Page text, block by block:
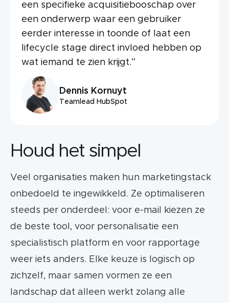
een specifieke acquisitiebooschap over
een onderwerp waar een gebruiker
eerder interesse in toonde of laat een
lifecycle stage direct invloed hebben op
wat iemand te zien krijgt.”
Dennis Kornuyt
Teamlead HubSpot
Houd het simpel
Veel organisaties maken hun marketingstack
onbedoeld te ingewikkeld. Ze optimaliseren
steeds per onderdeel: voor e-mail kiezen ze
de beste tool, voor personalisatie een
specialistisch platform en voor rapportage
weer iets anders. Elke keuze is logisch op
zichzelf, maar samen vormen ze een
landschap dat alleen werkt zolang alle